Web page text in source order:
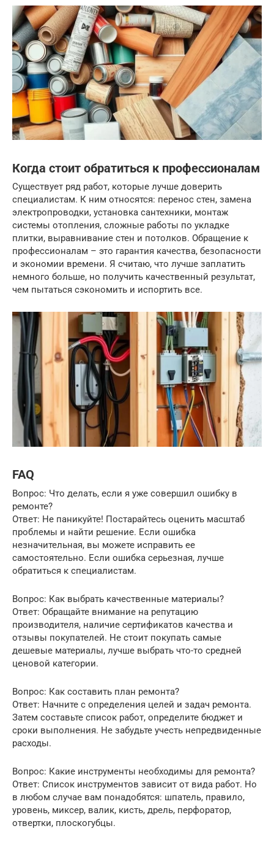
Когда стоит обратиться к профессионалам
Существует ряд работ, которые лучше доверить
специалистам. К ним относятся: перенос стен, замена
электропроводки, установка сантехники, монтаж
системы отопления, сложные работы по укладке
плитки, выравнивание стен и потолков. Обращение к
профессионалам – это гарантия качества, безопасности
и экономии времени. Я считаю, что лучше заплатить
немного больше, но получить качественный результат,
чем пытаться сэкономить и испортить все.
FAQ
Вопрос: Что делать, если я уже совершил ошибку в
ремонте?
Ответ: Не паникуйте! Постарайтесь оценить масштаб
проблемы и найти решение. Если ошибка
незначительная, вы можете исправить ее
самостоятельно. Если ошибка серьезная, лучше
обратиться к специалистам.
Вопрос: Как выбрать качественные материалы?
Ответ: Обращайте внимание на репутацию
производителя, наличие сертификатов качества и
отзывы покупателей. Не стоит покупать самые
дешевые материалы, лучше выбрать что-то средней
ценовой категории.
Вопрос: Как составить план ремонта?
Ответ: Начните с определения целей и задач ремонта.
Затем составьте список работ, определите бюджет и
сроки выполнения. Не забудьте учесть непредвиденные
расходы.
Вопрос: Какие инструменты необходимы для ремонта?
Ответ: Список инструментов зависит от вида работ. Но
в любом случае вам понадобятся: шпатель, правило,
уровень, миксер, валик, кисть, дрель, перфоратор,
отвертки, плоскогубцы.